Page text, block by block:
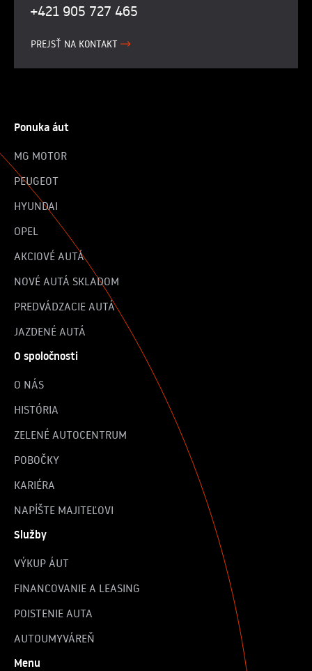
+421 905 727 465
PREJSŤ NA KONTAKT
Ponuka áut
MG MOTOR
PEUGEOT
HYUNDAI
OPEL
AKCIOVÉ AUTÁ
NOVÉ AUTÁ SKLADOM
PREDVÁDZACIE AUTÁ
JAZDENÉ AUTÁ
O spoločnosti
O NÁS
HISTÓRIA
ZELENÉ AUTOCENTRUM
POBOČKY
KARIÉRA
NAPÍŠTE MAJITEĽOVI
Služby
VÝKUP ÁUT
FINANCOVANIE A LEASING
POISTENIE AUTA
AUTOUMYVÁREŇ
Menu